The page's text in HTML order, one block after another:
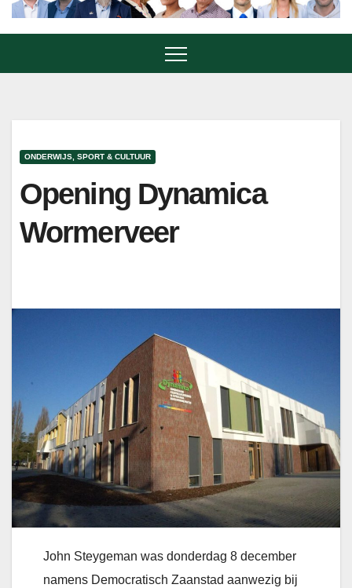
ONDERWIJS, SPORT & CULTUUR
Opening Dynamica
Wormerveer
John Steygeman was donderdag 8 december
namens Democratisch Zaanstad aanwezig bij